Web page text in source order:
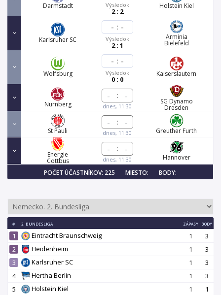
Darmstadt Výsledok
2 : 2
Holstein Kiel
Karlsruher SC
- : -
Výsledok
2 : 1
Arminia
Bielefeld
Wolfsburg
- : -
Výsledok
0 : 0
Kaiserslautern
Nurnberg
:
dnes, 11:30
SG Dynamo
Dresden
St Pauli
:
dnes, 11:30 Greuther Furth
Energie
Cottbus
:
dnes, 11:30
Hannover
POČET ÚČASTNÍKOV: 225
MIESTO: BODY:
# 2. BUNDESLIGA ZÁPASY BODY
1 Eintracht Braunschweig 1
3
2
Heidenheim 1
3
3
Karlsruher SC 1
3
4
Hertha Berlin 1
3
5
Holstein Kiel 1
1